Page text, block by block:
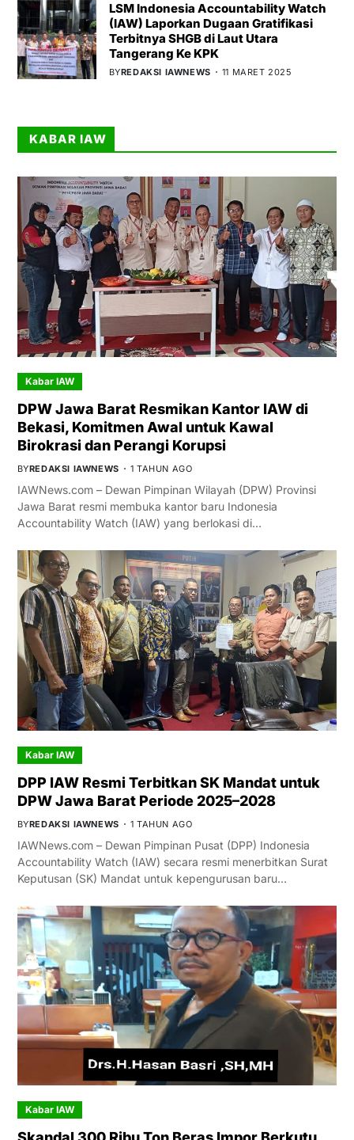
LSM Indonesia Accountability Watch
(IAW) Laporkan Dugaan Gratifikasi
Terbitnya SHGB di Laut Utara
Tangerang Ke KPK
BYREDAKSI IAWNEWS 11 MARET 2025
KABAR IAW
Kabar IAW
DPW Jawa Barat Resmikan Kantor IAW di
Bekasi, Komitmen Awal untuk Kawal
Birokrasi dan Perangi Korupsi
BYREDAKSI IAWNEWS 1 TAHUN AGO
IAWNews.com – Dewan Pimpinan Wilayah (DPW) Provinsi
Jawa Barat resmi membuka kantor baru Indonesia
Accountability Watch (IAW) yang berlokasi di…
Kabar IAW
DPP IAW Resmi Terbitkan SK Mandat untuk
DPW Jawa Barat Periode 2025–2028
BYREDAKSI IAWNEWS 1 TAHUN AGO
IAWNews.com – Dewan Pimpinan Pusat (DPP) Indonesia
Accountability Watch (IAW) secara resmi menerbitkan Surat
Keputusan (SK) Mandat untuk kepengurusan baru…
Kabar IAW